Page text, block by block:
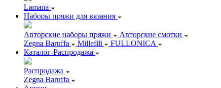
Lamana
Наборы пряжи для вязания
Авторские наборы пряжи
Авторские смотки
Zegna Baruffa
Millefili
FULLONICA
Каталог-Распродажа
Распродажа
Zegna Baruffa